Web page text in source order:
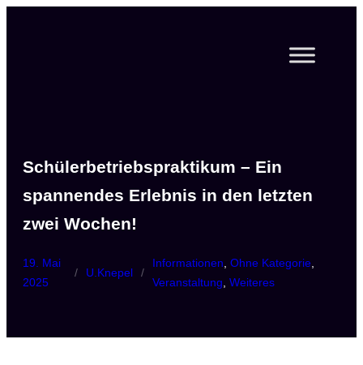
Schülerbetriebspraktikum – Ein
spannendes Erlebnis in den letzten
zwei Wochen!
19. Mai
2025
/ U.Knepel /
Informationen , Ohne Kategorie
Veranstaltung , Weiteres